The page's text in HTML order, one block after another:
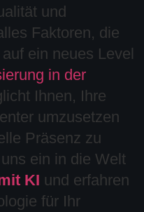
und
Faktoren, die
auf ein neues Level
in der
Ihnen, Ihre
umzusetzen
Präsenz zu
ein in die Welt
KI und erfahren
für Ihr